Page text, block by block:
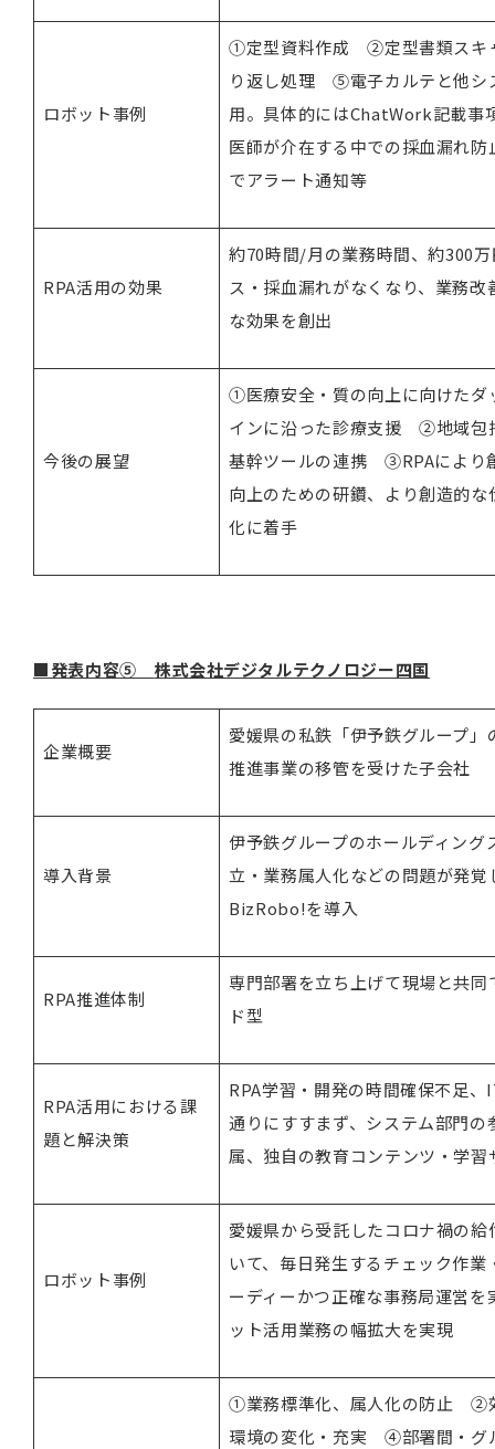
ロボット事例
①定型資料作成 ②定型書類ス
り返し処理 ⑤電子カルテと他シ
用。具体的にはChatWork記載事
医師が介在する中での採血漏れ
でアラート通知等
RPA活用の効果
約70時間/月の業務時間、約300
ス・採血漏れがなくなり、業務
な効果を創出
今後の展望
①医療安全・質の向上に向けたダ
インに沿った診療支援 ②地域包
基幹ツールの連携 ③RPAにより
向上のための研鑽、より創造的
化に着手
■発表内容⑤ 株式会社デジタルテクノロジー四国
企業概要
愛媛県の私鉄「伊予鉄グループ
推進事業の移管を受けた子会社
導入背景
伊予鉄グループのホールディン
立・業務属人化などの問題が発
BizRobo!を導入
RPA推進体制
専門部署を立ち上げて現場と共
ド型
RPA活用における課
題と解決策
RPA学習・開発の時間確保不足
通りにすすまず、システム部門
属、独自の教育コンテンツ・学
ロボット事例
愛媛県から受託したコロナ禍の
いて、毎日発生するチェック作
ーディーかつ正確な事務局運営
ット活用業務の幅拡大を実現
①業務標準化、属人化の防止 ②
環境の変化・充実 ④部署間・グ